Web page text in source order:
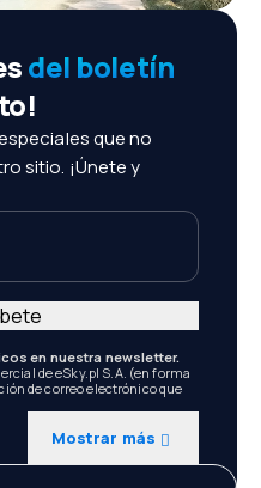
del boletín
que no
sitio. ¡Únete y
en nuestra newsletter.
de eSky.pl S.A. (en forma
de correo electrónico que
Mostrar más